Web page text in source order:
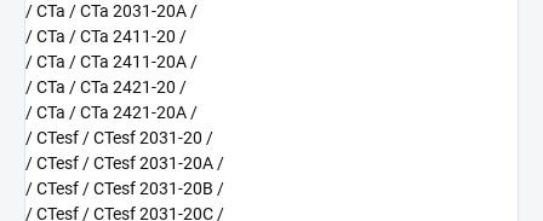
/ CTa / CTa 2031-20A /
/ CTa / CTa 2411-20 /
/ CTa / CTa 2411-20A /
/ CTa / CTa 2421-20 /
/ CTa / CTa 2421-20A /
/ CTesf / CTesf 2031-20 /
/ CTesf / CTesf 2031-20A /
/ CTesf / CTesf 2031-20B /
/ CTesf / CTesf 2031-20C /